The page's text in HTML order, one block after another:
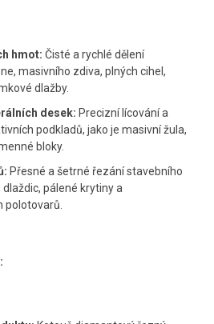
hmot: Čisté a rychlé dělení
masivního zdiva, plných cihel,
dlažby.
desek: Precizní lícování a
podkladů, jako je masivní žula,
bloky.
Přesné a šetrné řezání stavebního
pálené krytiny a
polotovarů.